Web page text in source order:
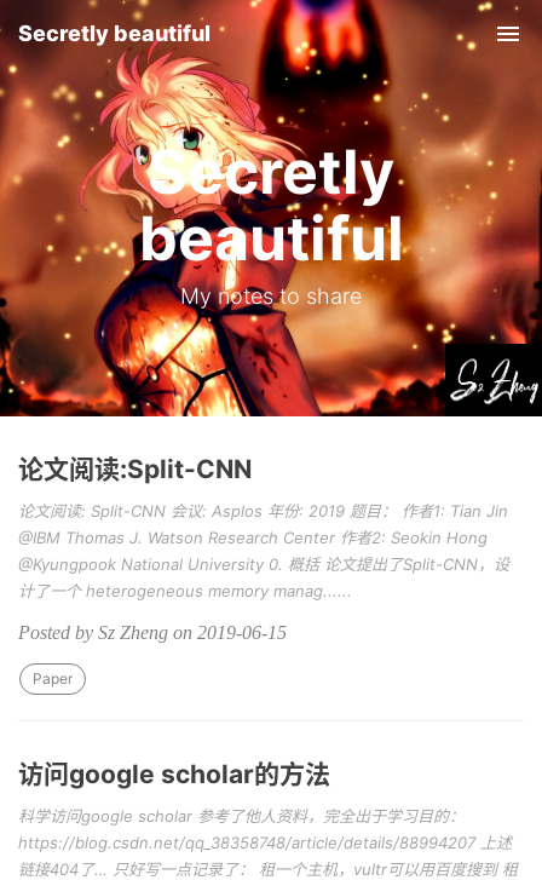
Secretly
beautiful
My notes to share
Secretly beautiful
论文阅读:Split-CNN
论文阅读: Split-CNN 会议: Asplos 年份: 2019 题目： 作者1: Tian Jin
@IBM Thomas J. Watson Research Center 作者2: Seokin Hong
@Kyungpook National University 0. 概括 论文提出了Split-CNN，设
计了一个 heterogeneous memory manag......
Posted by Sz Zheng on 2019-06-15
Paper
访问google scholar的方法
科学访问google scholar 参考了他人资料，完全出于学习目的：
https://blog.csdn.net/qq_38358748/article/details/88994207 上述
链接404了… 只好写一点记录了： 租一个主机，vultr可以用百度搜到 租